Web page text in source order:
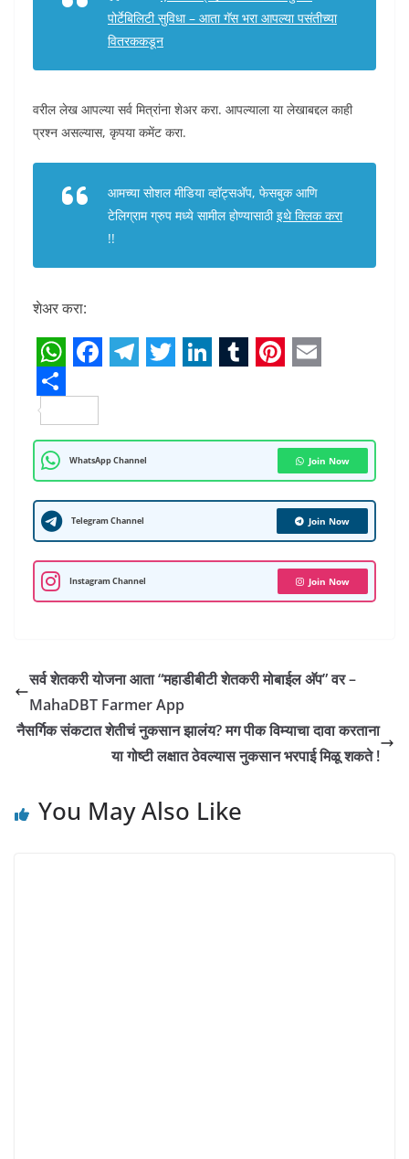
पोर्टेबिलिटी सुविधा – आता गॅस भरा आपल्या पसंतीच्या
वितरककडून
वरील लेख आपल्या सर्व मित्रांना शेअर करा. आपल्याला या लेखाबद्दल काही
प्रश्न असल्यास, कृपया कमेंट करा.
आमच्या सोशल मीडिया व्हॉट्सअ‍ॅप, फेसबुक आणि
टेलिग्राम ग्रुप मध्ये सामील होण्यासाठीइथे क्लिक करा
!!
शेअर करा:
W
h
a
t
s
A
p
p
a
c
e
b
o
o
k
l
e
g
r
a
m
i
t
r
n
e
I
m
l
n
e
e
t
a
i
l
S
h
a
r
e
WhatsApp Channel Join Now
Telegram Channel Join Now
Instagram Channel Join Now
सर्व शेतकरी योजना आता “महाडीबीटी शेतकरी मोबाईल अ‍ॅप” वर –
MahaDBT Farmer App
नैसर्गिक संकटात शेतीचं नुकसान झालंय? मग पीक विम्याचा दावा करताना
या गोष्टी लक्षात ठेवल्यास नुकसान भरपाई मिळू शकते !
You May Also Like